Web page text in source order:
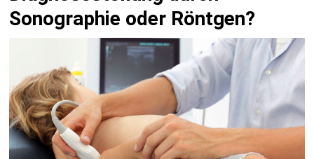
Sonographie oder Röntgen?